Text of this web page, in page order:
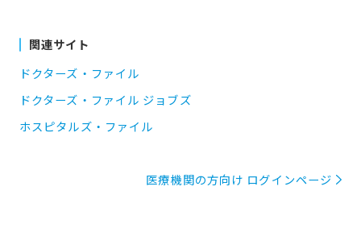
関連サイト
ドクターズ・ファイル
ドクターズ・ファイル ジョブズ
ホスピタルズ・ファイル
医療機関の方向け ログインページ